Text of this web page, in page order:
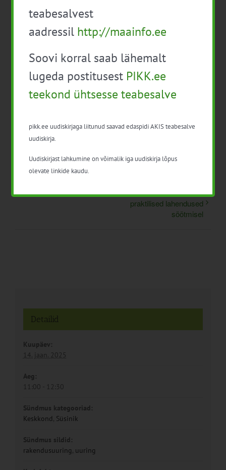
+372 5300 1912
Lisa kalendrisse
LinkedIn
Keemilised ohud toidus
Innovatsioon ja
praktilised lahendused
söötmisel
Detailid
Kuupäev:
14. jaan. 2025
Aeg:
11:00 - 12:30
Sündmus kategooriad:
Keskkond, Süsinik
Sündmus sildid:
rakendusuuring, uuring
teabesalvest
aadressil http://maainfo.ee
Soovi korral saab lähemalt
lugeda postitusest PIKK.ee
teekond ühtsesse teabesalve
pikk.ee uudiskirjaga liitunud saavad edaspidi AKIS teabesalve
uudiskirja.
Uudiskirjast lahkumine on võimalik iga uudiskirja lõpus
olevate linkide kaudu.